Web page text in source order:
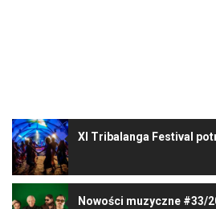
XI Tribalanga Festival
Nowości muzyczne #33/